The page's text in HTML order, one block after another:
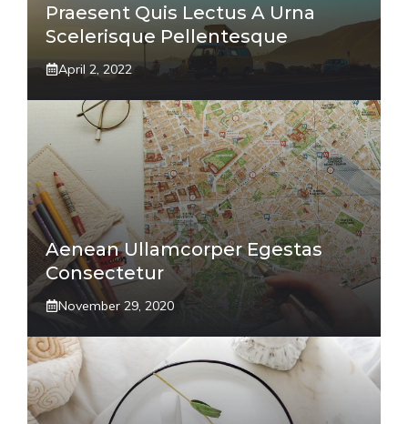
Praesent Quis Lectus A Urna
Scelerisque Pellentesque
April 2, 2022
Aenean Ullamcorper Egestas
Consectetur
November 29, 2020